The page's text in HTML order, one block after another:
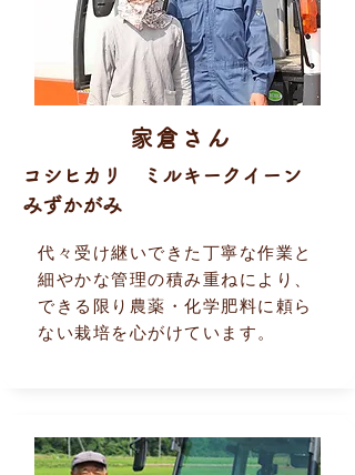
家倉さん
コシヒカリ ミルキークイーン
みずかがみ
代々受け継いできた丁寧な作業と
細やかな管理の積み重ねにより、
できる限り農薬・化学肥料に頼ら
ない栽培を心がけています。